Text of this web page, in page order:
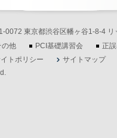
0072 東京都渋谷区幡ヶ谷1-8-4
の他 PCI基礎講習会
正
トポリシー
サイトマップ